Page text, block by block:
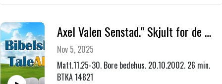
Axel Valen Senstad." Skjult for de vise og forstandige."
Nov 5, 2025
Matt.11.25-30. Bore bedehus. 20.10.2002. 26 min.
BTKA 14821